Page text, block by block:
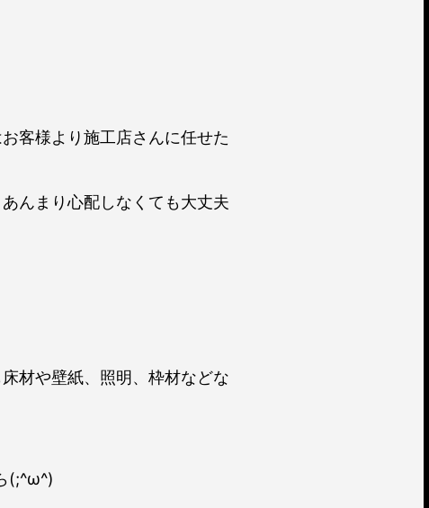
客様より施工店さんに任せた
んまり心配しなくても大丈夫
材や壁紙、照明、枠材などな
(;^ω^)